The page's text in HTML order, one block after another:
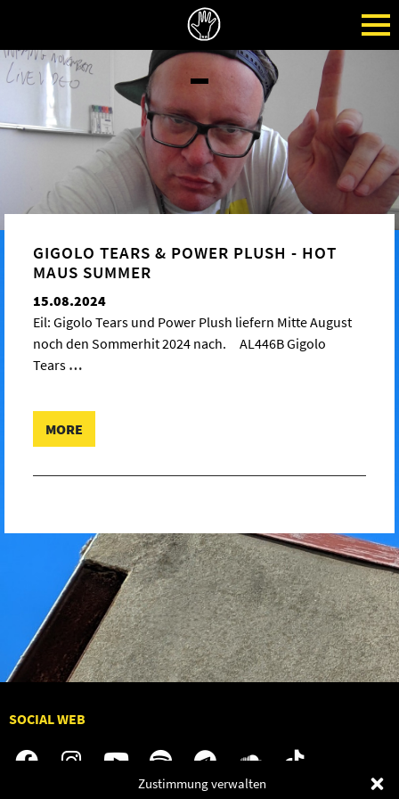
Zustimmung verwalten
GIGOLO TEARS & POWER PLUSH - HOT
MAUS SUMMER
15.08.2024
Eil: Gigolo Tears und Power Plush liefern Mitte August
noch den Sommerhit 2024 nach. AL446B Gigolo
Tears …
MORE
SOCIAL WEB